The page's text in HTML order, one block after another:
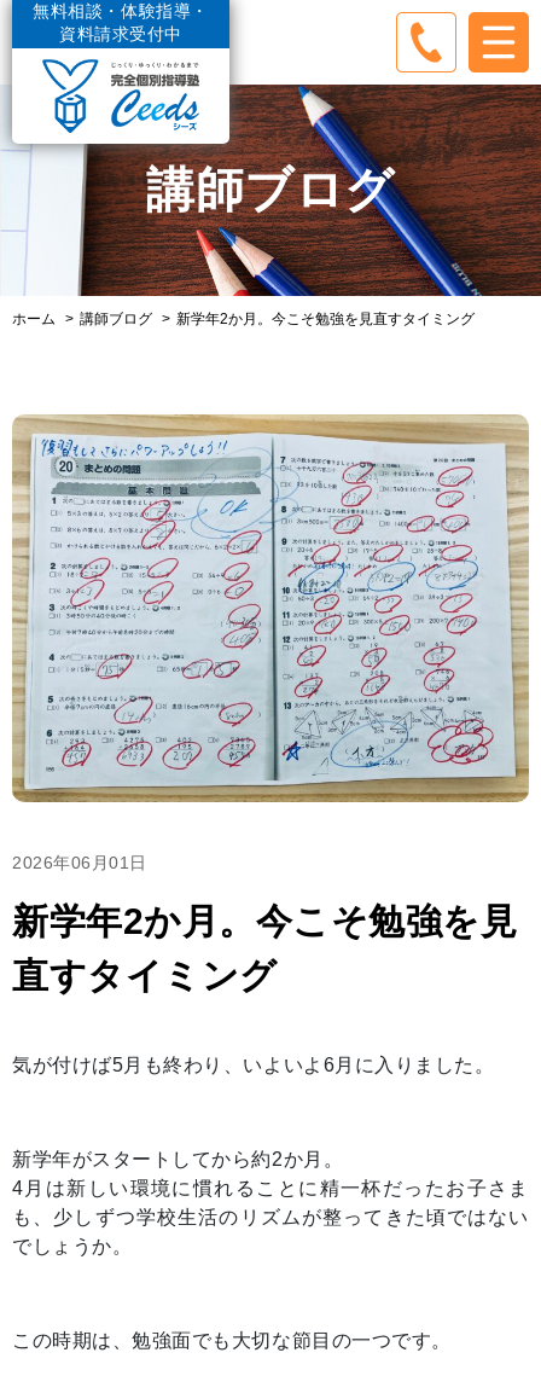
無料相談・体験指導・
資料請求受付中
講師ブログ
ホーム 講師ブログ 新学年2か月。今こそ勉強を見直すタイミング
2026年06月01日
新学年2か月。今こそ勉強を見
直すタイミング
気が付けば5月も終わり、いよいよ6月に入りました。
新学年がスタートしてから約2か月。
4月は新しい環境に慣れることに精一杯だったお子さま
も、少しずつ学校生活のリズムが整ってきた頃ではない
でしょうか。
この時期は、勉強面でも大切な節目の一つです。